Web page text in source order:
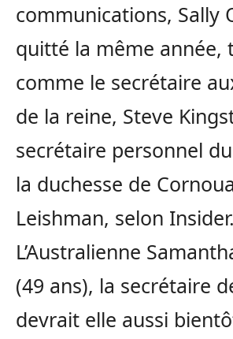
communications, Sally
quitté la même année,
comme le secrétaire
de la reine, Steve
secrétaire personnel
la duchesse de
Leishman, selon Insider.
L’Australienne
(49 ans), la secrétaire
devrait elle aussi